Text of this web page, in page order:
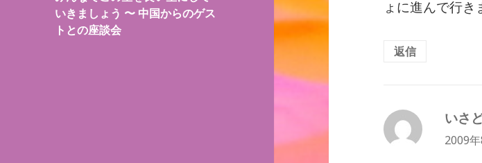
いきましょう 〜 中国からのゲス
トとの座談会
ょに進んで行き
返信
いさ
2009